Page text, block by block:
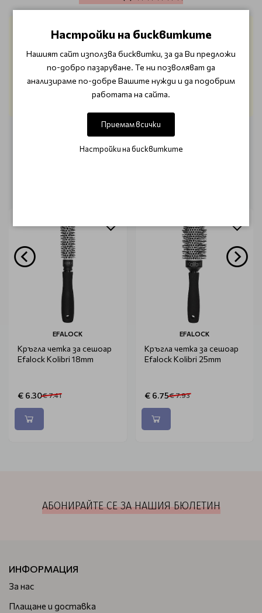
Галина Сярова
Четката е топ!Удобна, следва контура на главата, не
скубе, разресва страхотно, косъмчетата от глиган
правят косата лъскава! А цвета е розово злато-
разкош и за очите!
НАПИШЕТЕ ОТЗИВ
EFALOCK
Кръгла четка за сешоар
Efalock Kolibri 18mm
€ 6.30€ 7.41
EFALOCK
Кръгла четка за сешоар
Efalock Kolibri 25mm
€ 6.75€ 7.93
АБОНИРАЙТЕ СЕ ЗА НАШИЯ БЮЛЕТИН
ИНФОРМАЦИЯ
За нас
Плащане и доставка
Настройки на бисквитките
Нашият сайт използва бисквитки, за да Ви предложи
по-добро пазаруване. Те ни позволяват да
анализираме по-добре Вашите нужди и да подобрим
работата на сайта.
Приемам всички
Настройки на бисквитките